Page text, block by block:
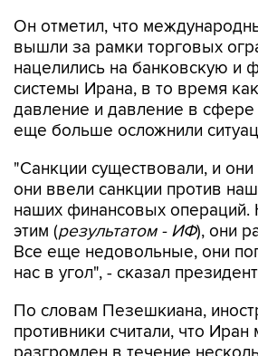
Он отметил, что
вышли за рамки торговых
нацелились на банковскую и
системы Ирана, в то время
давление и давление в сфере
еще больше осложнили
"Санкции существовали, и они
они ввели санкции против
наших финансовых
этим (результатом - ИФ), они
Все еще недовольные, они
нас в угол", - сказал
По словам Пезешкиана,
противники считали, что